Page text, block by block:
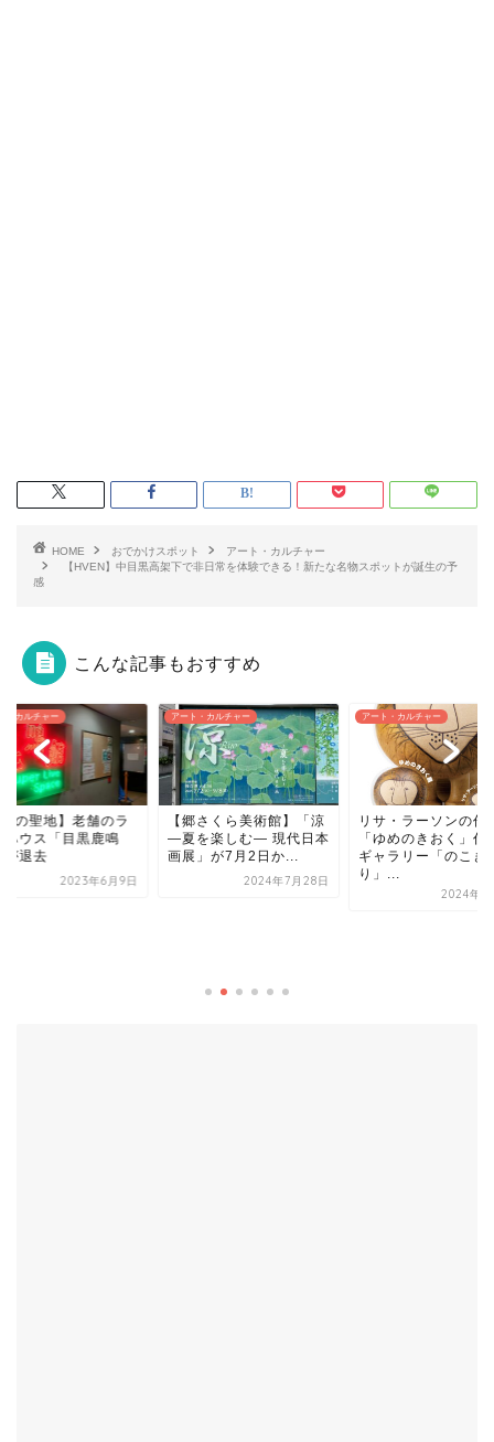
HOME おでかけスポット
アート・カルチャー
【HVEN】中目黒高架下で非日常を体験できる！新たな名物スポットが誕生の予
感
こんな記事もおすすめ
・カルチャー
さくら美術館】「涼
楽しむ― 現代日本
」が7月2日か...
2024年7月28日
アート・カルチャー
リサ・ラーソンの作品展
「ゆめのきおく」代官山
ギャラリー「のこぎ
アート・カルチャー
【なかめエンノシタ